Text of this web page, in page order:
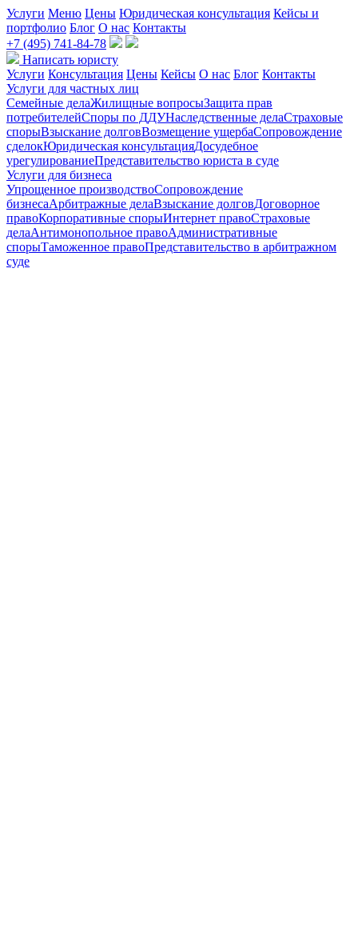
Услуги Меню Цены Юридическая консультация Кейсы и
портфолио Блог О нас Контакты
+7 (495) 741-84-78
Написать юристу
Услуги Консультация Цены Кейсы О нас Блог Контакты
Услуги для частных лиц
Семейные делаЖилищные вопросыЗащита прав
потребителейСпоры по ДДУНаследственные делаСтраховые
спорыВзыскание долговВозмещение ущербаСопровождение
сделокЮридическая консультацияДосудебное
урегулированиеПредставительство юриста в суде
Услуги для бизнеса
Упрощенное производствоСопровождение
бизнесаАрбитражные делаВзыскание долговДоговорное
правоКорпоративные спорыИнтернет правоСтраховые
делаАнтимонопольное правоАдминистративные
спорыТаможенное правоПредставительство в арбитражном
суде